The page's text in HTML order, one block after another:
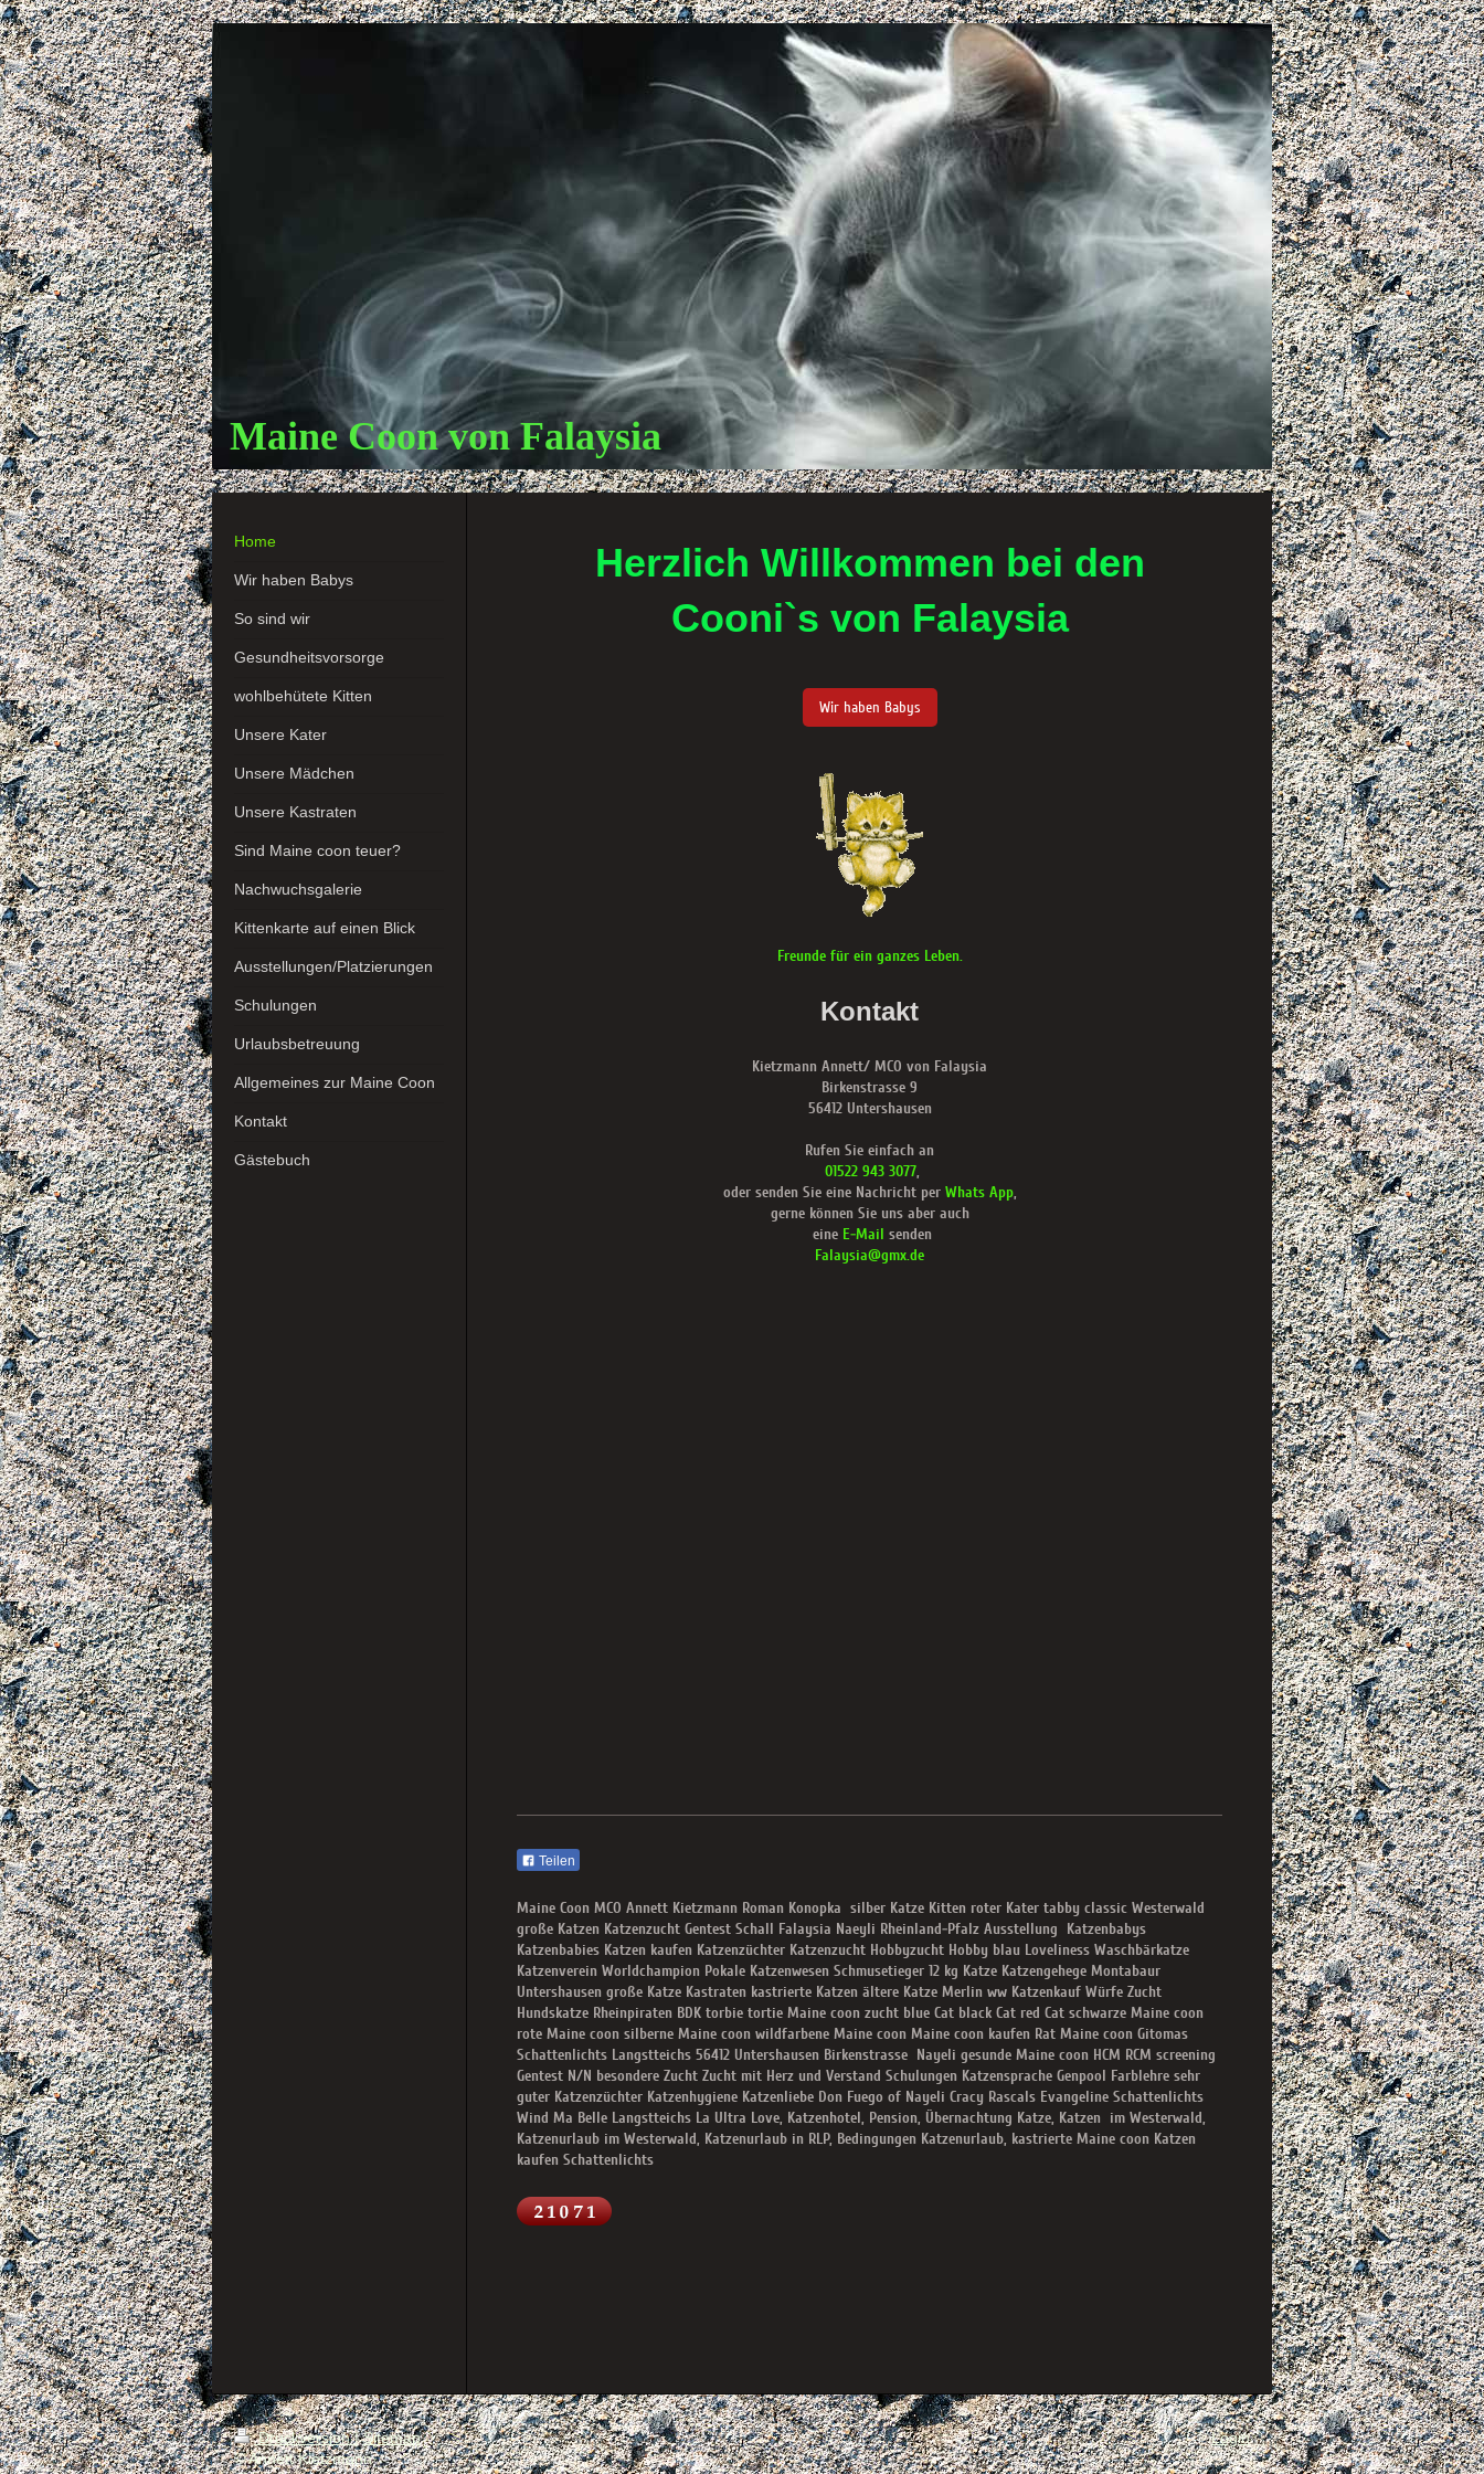
Maine Coon von Falaysia
Home
Wir haben Babys
So sind wir
Gesundheitsvorsorge
wohlbehütete Kitten
Unsere Kater
Unsere Mädchen
Unsere Kastraten
Sind Maine coon teuer?
Nachwuchsgalerie
Kittenkarte auf einen Blick
Ausstellungen/Platzierungen
Schulungen
Urlaubsbetreuung
Allgemeines zur Maine Coon
Kontakt
Gästebuch
Herzlich Willkommen bei den
Cooni`s von Falaysia
Wir haben Babys
Freunde für ein ganzes Leben.
Kontakt
Kietzmann Annett/ MCO von Falaysia
Birkenstrasse 9
56412 Untershausen
Rufen Sie einfach an
01522 943 3077,
oder senden Sie eine Nachricht per Whats App,
gerne können Sie uns aber auch
eine E-Mail senden
Falaysia@gmx.de
Teilen
Maine Coon MCO Annett Kietzmann Roman Konopka silber Katze Kitten roter Kater tabby classic Westerwald
große Katzen Katzenzucht Gentest Schall Falaysia Naeyli Rheinland-Pfalz Ausstellung Katzenbabys
Katzenbabies Katzen kaufen Katzenzüchter Katzenzucht Hobbyzucht Hobby blau Loveliness Waschbärkatze
Katzenverein Worldchampion Pokale Katzenwesen Schmusetieger 12 kg Katze Katzengehege Montabaur
Untershausen große Katze Kastraten kastrierte Katzen ältere Katze Merlin ww Katzenkauf Würfe Zucht
Hundskatze Rheinpiraten BDK torbie tortie Maine coon zucht blue Cat black Cat red Cat schwarze Maine coon
rote Maine coon silberne Maine coon wildfarbene Maine coon Maine coon kaufen Rat Maine coon Gitomas
Schattenlichts Langstteichs 56412 Untershausen Birkenstrasse Nayeli gesunde Maine coon HCM RCM screening
Gentest N/N besondere Zucht Zucht mit Herz und Verstand Schulungen Katzensprache Genpool Farblehre sehr
guter Katzenzüchter Katzenhygiene Katzenliebe Don Fuego of Nayeli Cracy Rascals Evangeline Schattenlichts
Wind Ma Belle Langstteichs La Ultra Love, Katzenhotel, Pension, Übernachtung Katze, Katzen im Westerwald,
Katzenurlaub im Westerwald, Katzenurlaub in RLP, Bedingungen Katzenurlaub, kastrierte Maine coon Katzen
kaufen Schattenlichts
Druckversion| Sitemap
© Annett Kietzmann
Login